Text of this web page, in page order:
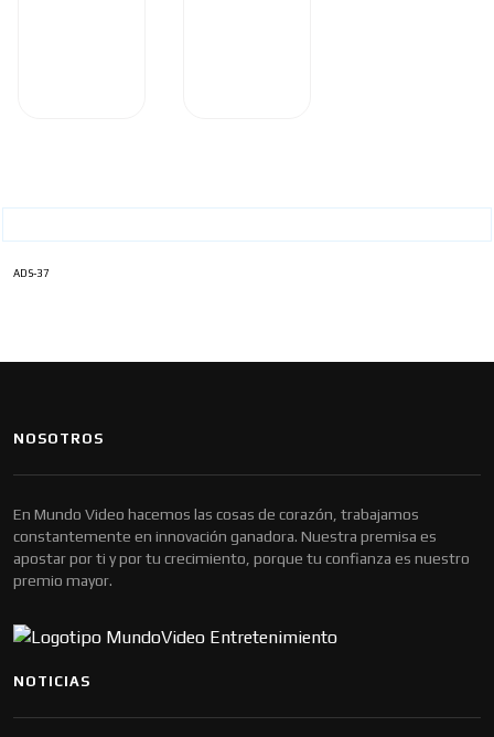
ADS-37
NOSOTROS
En Mundo Video hacemos las cosas de corazón, trabajamos
constantemente en innovación ganadora. Nuestra premisa es
apostar por ti y por tu crecimiento, porque tu confianza es nuestro
premio mayor.
NOTICIAS